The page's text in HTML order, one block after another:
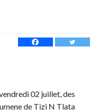
02 juillet, des
de Tizi N Tlata